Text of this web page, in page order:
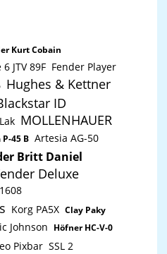
Kurt Cobain
6 JTV 89F Fender Player
Hughes & Kettner
ID
MOLLENHAUER
45 B Artesia AG-50
Britt Daniel
Deluxe
Korg PA5X Clay Paky
Johnson Höfner HC-V-0
Pixbar SSL 2